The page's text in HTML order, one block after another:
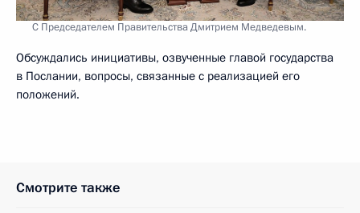
С Председателем Правительства Дмитрием Медведевым.
Обсуждались инициативы, озвученные главой государства
в Послании, вопросы, связанные с реализацией его
положений.
Смотрите также